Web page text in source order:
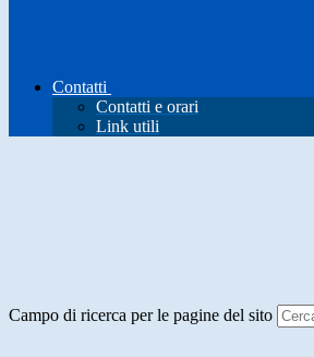
Contatti
Contatti e orari
Link utili
Campo di ricerca per le pagine del sito